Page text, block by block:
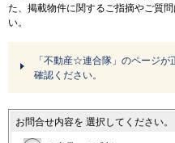
た、掲載物件に関するご指摘やご質
い。
「不動産☆連合隊」のページ
確認ください。
お問合せ内容を 選択してください。